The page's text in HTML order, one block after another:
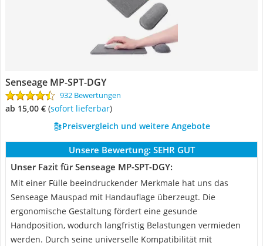
Senseage MP-SPT-DGY
932 Bewertungen
ab 15,00 € ( Sofort lieferbar)
Preisvergleich und weitere Angebote
Unsere Bewertung: SEHR GUT
Unser Fazit für Senseage MP-SPT-DGY:
Mit einer Fülle beeindruckender Merkmale hat uns das
Senseage Mauspad mit Handauflage überzeugt. Die
ergonomische Gestaltung fördert eine gesunde
Handposition, wodurch langfristig Belastungen vermieden
werden. Durch seine universelle Kompatibilität mit